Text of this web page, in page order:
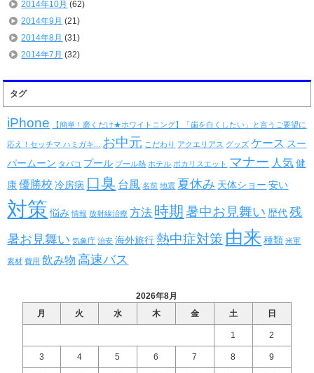
2014年10月 (62)
2014年9月 (21)
2014年8月 (31)
2014年7月 (32)
タグ
iPhone 【簡単！磨くだけ★ホワイトニング】「歯を白くしたい」と言うご要望に
応え！セッチマ ハミガキ... お中元 こだわり アクエリアス グッズ ケース スー
パームーン タバコ プール プール熱 ホテル ポカリスエット マナー 人気 健
康 優勝校 冷房病 口臭 台風 名前 地震 夏休み 天体ショー 安い
対策 悩み 情報 放射線治療 方法 時期 暑中お見舞い 歴代 残
暑お見舞い 気象庁 治安 海外旅行 熱中症対策 由来 種類 米軍
素材 費用 飲み物 高速バス
2026年8月
月
火 水 木 金 土 日
1 2
3 4 5 6 7 8 9